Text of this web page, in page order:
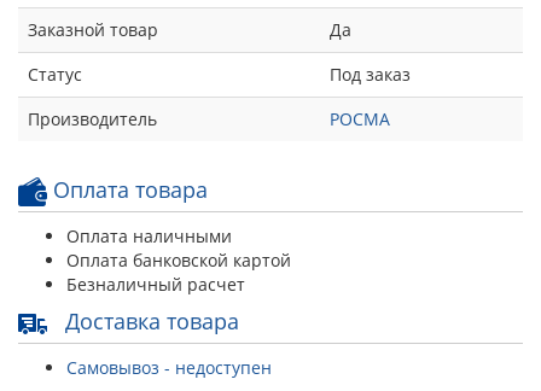
Заказной товар
Да
Статус
Под заказ
Производитель
РОСМА
Оплата товара
Оплата наличными
Оплата банковской картой
Безналичный расчет
Доставка товара
Самовывоз - недоступен